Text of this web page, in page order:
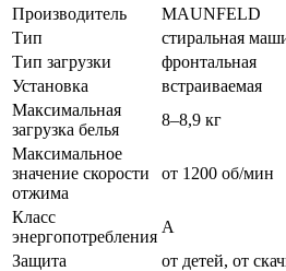
Производитель
MAUNFELD
Тип
стиральная
Тип загрузки
фронтальная
Установка
встраиваемая
Максимальная
загрузка белья
8–8,9 кг
Максимальное
значение скорости
отжима
от 1200 об/мин
Класс
энергопотребления
A
Защита
от детей, от